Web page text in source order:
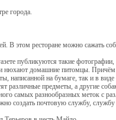
города.
В этом ресторане можно сажать
публикуются такие
нюхают домашние питомцы.
написанной на бумаге, так и в
различные предметы, а другие
самых разнообразных меток с
создать почтовую службу, службу